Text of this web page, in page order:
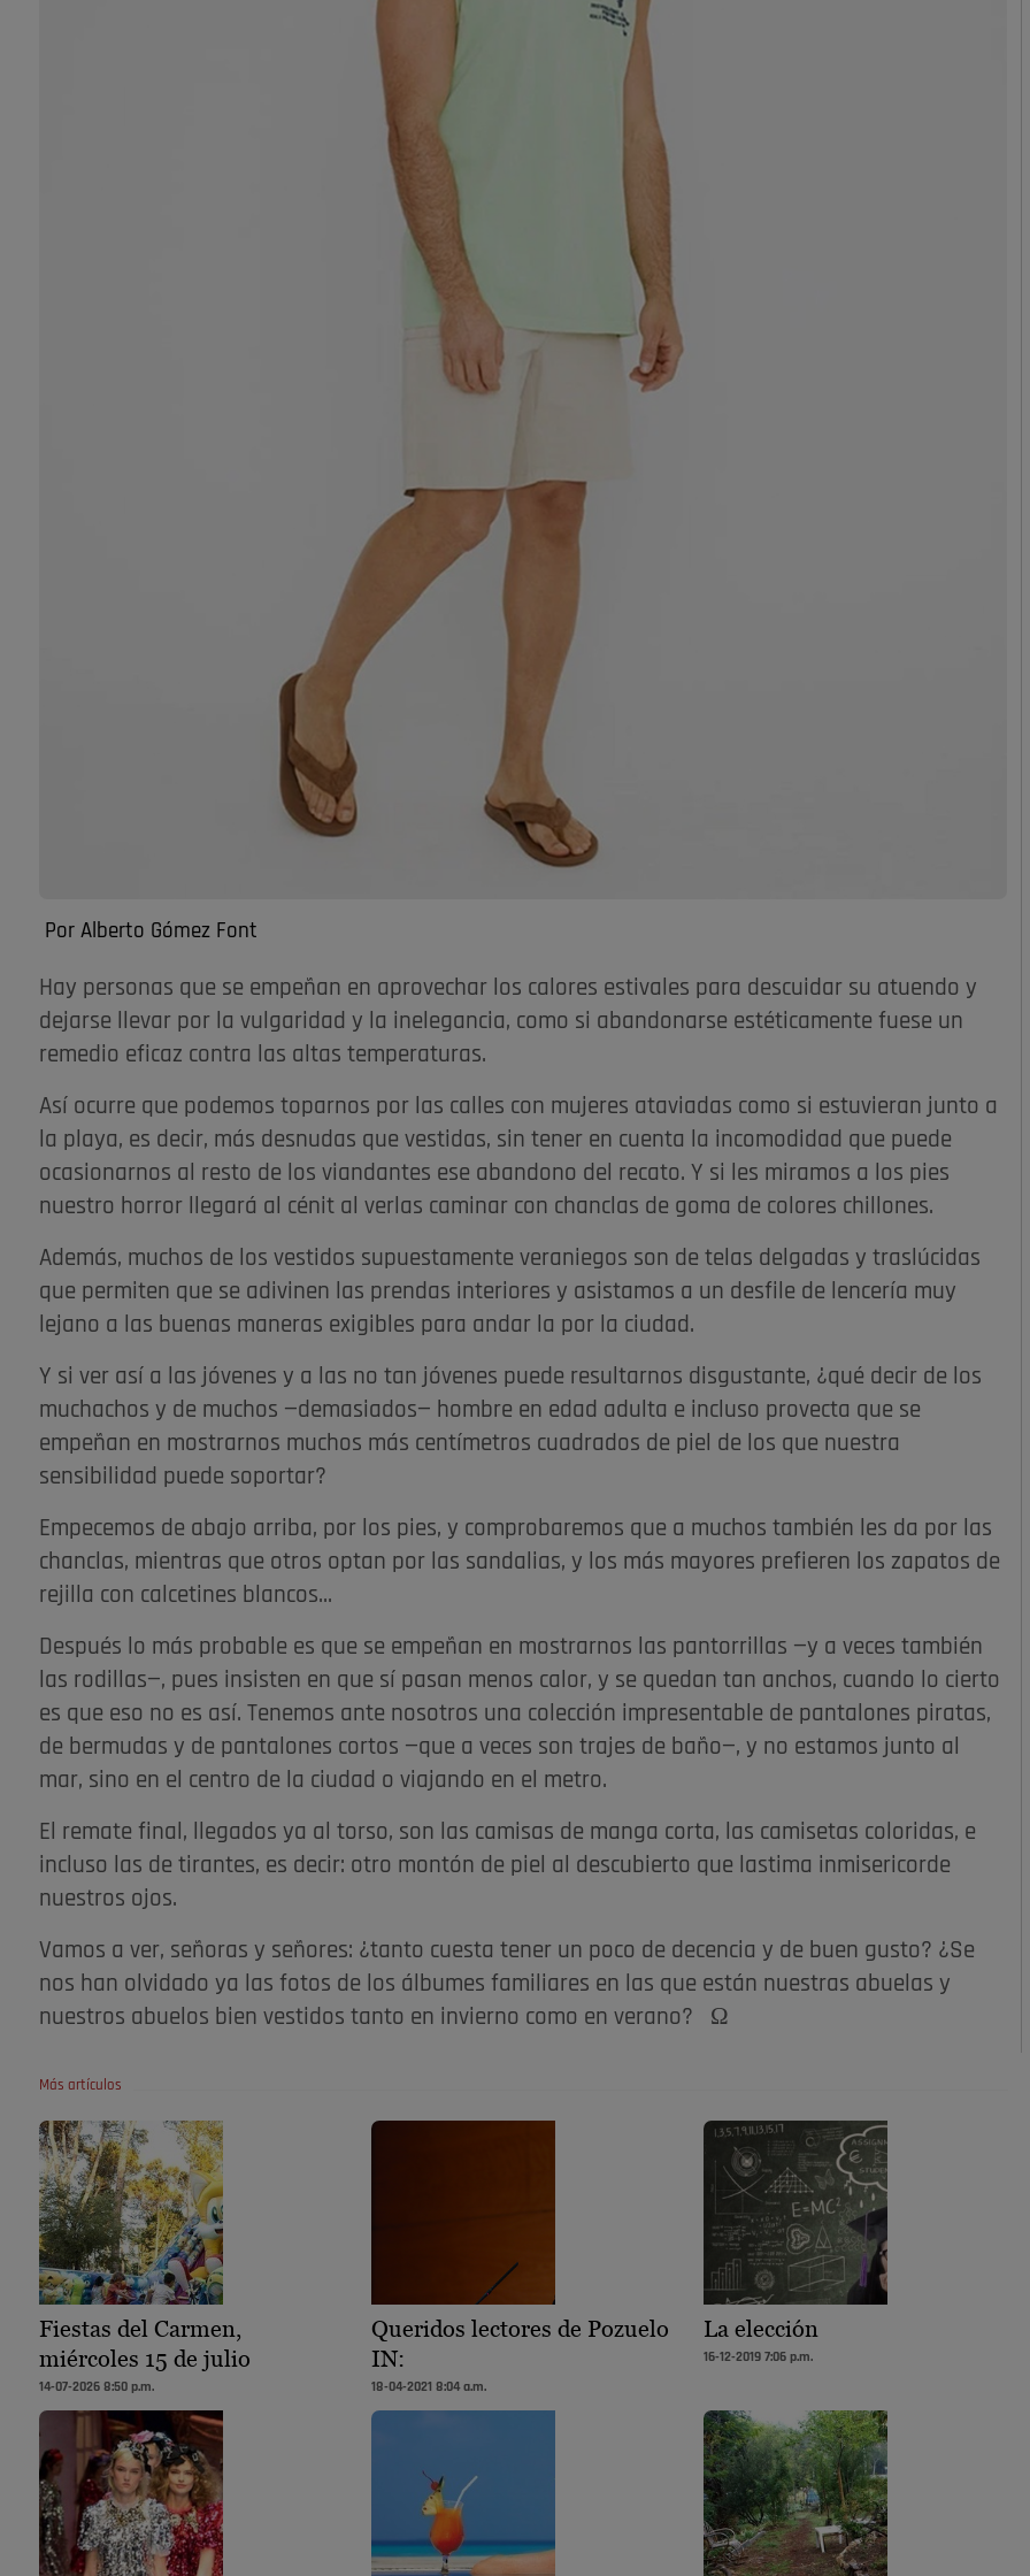
Por Alberto Gómez Font
Hay personas que se empeñan en aprovechar los calores estivales para descuidar su atuendo y
dejarse llevar por la vulgaridad y la inelegancia, como si abandonarse estéticamente fuese un
remedio eficaz contra las altas temperaturas.
Así ocurre que podemos toparnos por las calles con mujeres ataviadas como si estuvieran junto a
la playa, es decir, más desnudas que vestidas, sin tener en cuenta la incomodidad que puede
ocasionarnos al resto de los viandantes ese abandono del recato. Y si les miramos a los pies
nuestro horror llegará al cénit al verlas caminar con chanclas de goma de colores chillones.
Además, muchos de los vestidos supuestamente veraniegos son de telas delgadas y traslúcidas
que permiten que se adivinen las prendas interiores y asistamos a un desfile de lencería muy
lejano a las buenas maneras exigibles para andar la por la ciudad.
Y si ver así a las jóvenes y a las no tan jóvenes puede resultarnos disgustante, ¿qué decir de los
muchachos y de muchos —demasiados— hombre en edad adulta e incluso provecta que se
empeñan en mostrarnos muchos más centímetros cuadrados de piel de los que nuestra
sensibilidad puede soportar?
Empecemos de abajo arriba, por los pies, y comprobaremos que a muchos también les da por las
chanclas, mientras que otros optan por las sandalias, y los más mayores prefieren los zapatos de
rejilla con calcetines blancos...
Después lo más probable es que se empeñan en mostrarnos las pantorrillas —y a veces también
las rodillas—, pues insisten en que sí pasan menos calor, y se quedan tan anchos, cuando lo cierto
es que eso no es así. Tenemos ante nosotros una colección impresentable de pantalones piratas,
de bermudas y de pantalones cortos —que a veces son trajes de baño—, y no estamos junto al
mar, sino en el centro de la ciudad o viajando en el metro.
El remate final, llegados ya al torso, son las camisas de manga corta, las camisetas coloridas, e
incluso las de tirantes, es decir: otro montón de piel al descubierto que lastima inmisericorde
nuestros ojos.
Vamos a ver, señoras y señores: ¿tanto cuesta tener un poco de decencia y de buen gusto? ¿Se
nos han olvidado ya las fotos de los álbumes familiares en las que están nuestras abuelas y
nuestros abuelos bien vestidos tanto en invierno como en verano? Ω
Más artículos
Fiestas del Carmen,
miércoles 15 de julio
14-07-2026 8:50 p.m.
Queridos lectores de Pozuelo
IN:
18-04-2021 8:04 a.m.
La elección
16-12-2019 7:06 p.m.